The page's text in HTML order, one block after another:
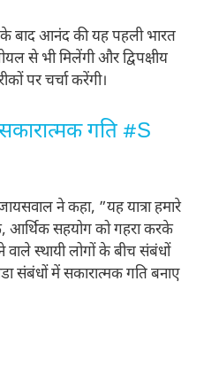
बाद आनंद की यह पहली भारत
से भी मिलेंगी और द्विपक्षीय
पर चर्चा करेंगी।
गति #S
ने कहा, ”यह यात्रा हमारे
आर्थिक सहयोग को गहरा करके
वाले स्थायी लोगों के बीच संबंधों
में सकारात्मक गति बनाए